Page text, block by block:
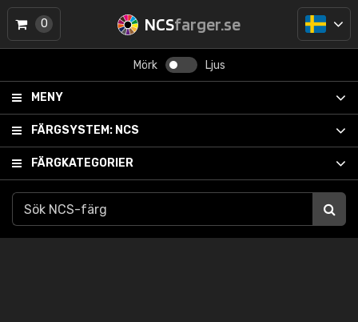
NCSfarger.se
Mörk Ljus
MENY
FÄRGSYSTEM: NCS
FÄRGKATEGORIER
0